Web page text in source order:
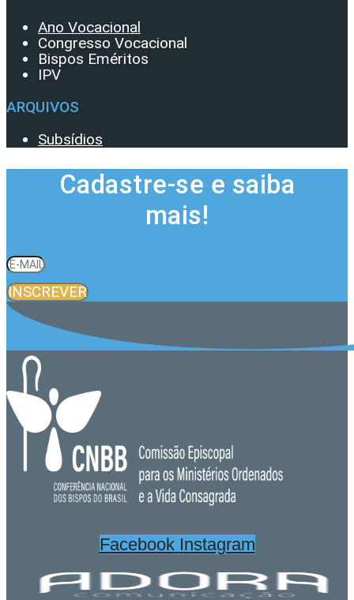
Ano Vocacional
Congresso Vocacional
Bispos Eméritos
IPV
ARQUIVOS
Subsídios
Cadastre-se e saiba
mais!
INSCREVER
Facebook Instagram